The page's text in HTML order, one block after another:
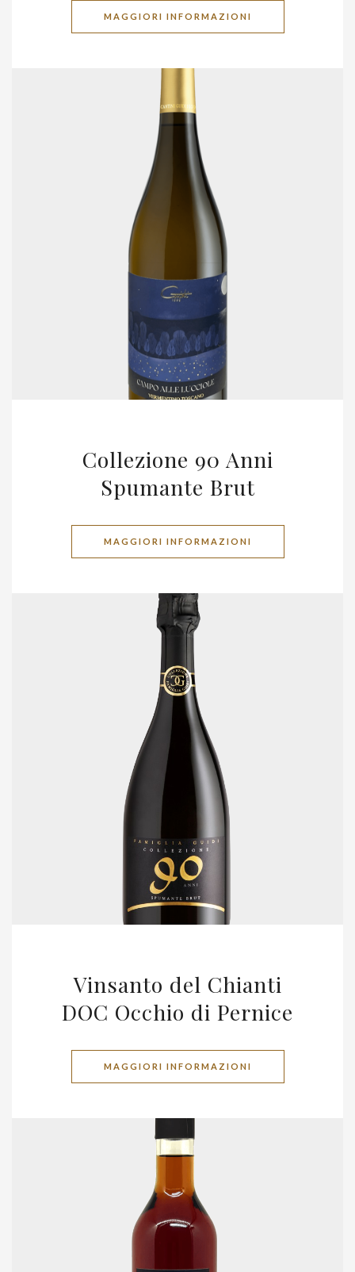
MAGGIORI INFORMAZIONI
Collezione 90 Anni
Spumante Brut
MAGGIORI INFORMAZIONI
Vinsanto del Chianti
DOC Occhio di Pernice
MAGGIORI INFORMAZIONI